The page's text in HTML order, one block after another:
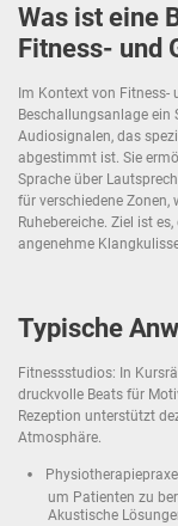
Was ist eine
Fitness- und
Im Kontext von Fitness-
Beschallungsanlage ein
Audiosignalen, das
abgestimmt ist. Sie
Sprache über
für verschiedene Zonen,
Ruhebereiche. Ziel ist
angenehme
Typische
Fitnessstudios: In
druckvolle Beats für
Rezeption unterstützt
Atmosphäre.
um Patienten zu
Akustische